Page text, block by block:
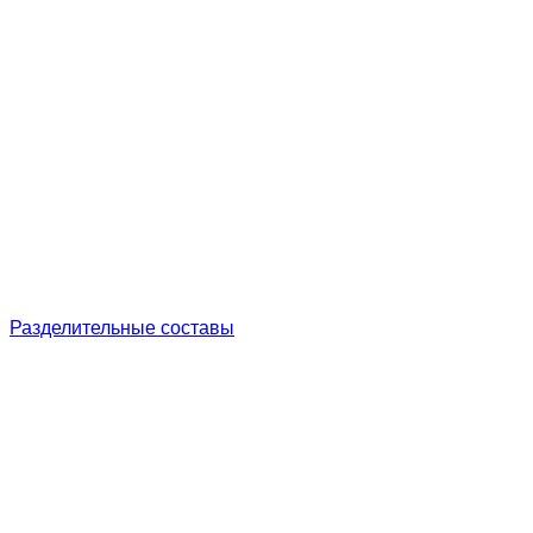
Разделительные составы